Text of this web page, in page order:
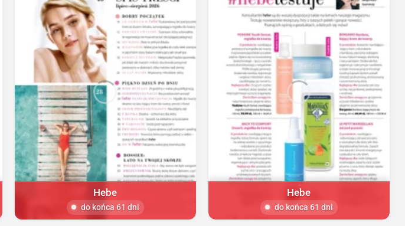
Hebe
do końca 61 dni
Hebe
do końca 61 dni